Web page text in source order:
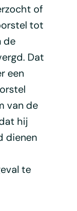
of
tot
de
Dat
een
van de
hij
dienen
te